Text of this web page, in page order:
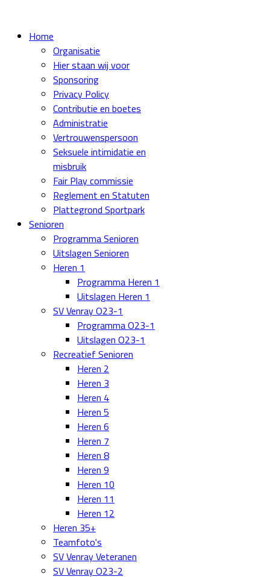
Home
Organisatie
Hier staan wij voor
Sponsoring
Privacy Policy
Contributie en boetes
Administratie
Vertrouwenspersoon
Seksuele intimidatie en
misbruik
Fair Play commissie
Reglement en Statuten
Plattegrond Sportpark
Senioren
Programma Senioren
Uitslagen Senioren
Heren 1
Programma Heren 1
Uitslagen Heren 1
SV Venray O23-1
Programma O23-1
Uitslagen O23-1
Recreatief Senioren
Heren 2
Heren 3
Heren 4
Heren 5
Heren 6
Heren 7
Heren 8
Heren 9
Heren 10
Heren 11
Heren 12
Heren 35+
Teamfoto's
SV Venray Veteranen
SV Venray O23-2